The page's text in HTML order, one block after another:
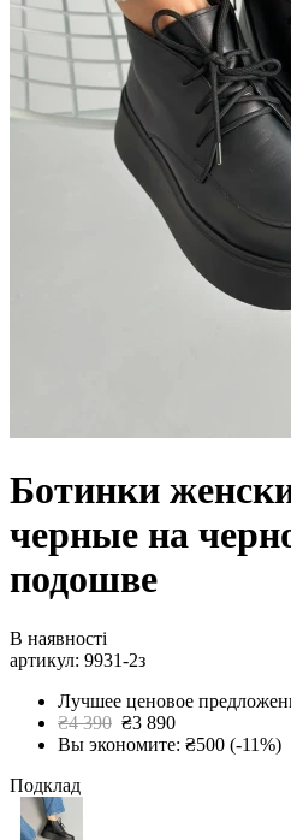
Ботинки
черные на
подошве
В наявності
артикул: 9931-2з
Лучшее ценовое
₴4 390 ₴3 890
Вы экономите: ₴500 (-11%)
Подклад